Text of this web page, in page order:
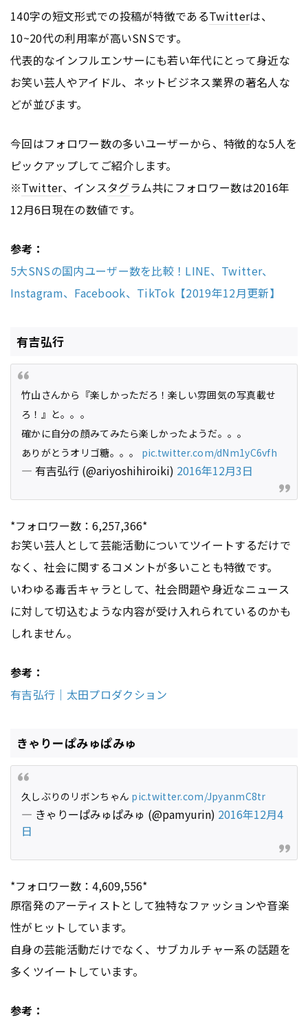
140字の短文形式での投稿が特徴であるTwitterは、
10~20代の利用率が高いSNSです。
代表的なインフルエンサーにも若い年代にとって身近な
お笑い芸人やアイドル、ネットビジネス業界の著名人な
どが並びます。
今回はフォロワー数の多いユーザーから、特徴的な5人を
ピックアップしてご紹介します。
※Twitter、インスタグラム共にフォロワー数は2016年
12月6日現在の数値です。
参考：
5大SNSの国内ユーザー数を比較！LINE、Twitter、
Instagram、Facebook、TikTok【2019年12月更新】
有吉弘行
竹山さんから『楽しかっただろ！楽しい雰囲気の写真載せ
ろ！』と。。。
確かに自分の顔みてみたら楽しかったようだ。。。
ありがとうオリゴ糖。。。 pic.twitter.com/dNm1yC6vfh
— 有吉弘行 (@ariyoshihiroiki) 2016年12月3日
*フォロワー数：6,257,366*
お笑い芸人として芸能活動についてツイートするだけで
なく、社会に関するコメントが多いことも特徴です。
いわゆる毒舌キャラとして、社会問題や身近なニュース
に対して切込むような内容が受け入れられているのかも
しれません。
参考：
有吉弘行｜太田プロダクション
きゃりーぱみゅぱみゅ
久しぶりのリボンちゃん pic.twitter.com/JpyanmC8tr
— きゃりーぱみゅぱみゅ (@pamyurin) 2016年12月4
日
*フォロワー数：4,609,556*
原宿発のアーティストとして独特なファッションや音楽
性がヒットしています。
自身の芸能活動だけでなく、サブカルチャー系の話題を
多くツイートしています。
参考：